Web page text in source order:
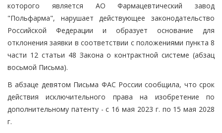
которого является АО Фармацевтический завод
"Польфарма", нарушает действующее законодательство
Российской Федерации и образует основание для
отклонения заявки в соответствии с положениями пункта 8
части 12 статьи 48 Закона о контрактной системе (абзац
восьмой Письма).
В абзаце девятом Письма ФАС России сообщила, что срок
действия исключительного права на изобретение по
дополнительному патенту - с 16 мая 2023 г. по 15 мая 2028
г.